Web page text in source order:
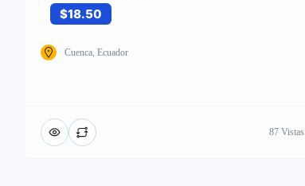
$18.50
Cuenca, Ecuador
87 Vistas